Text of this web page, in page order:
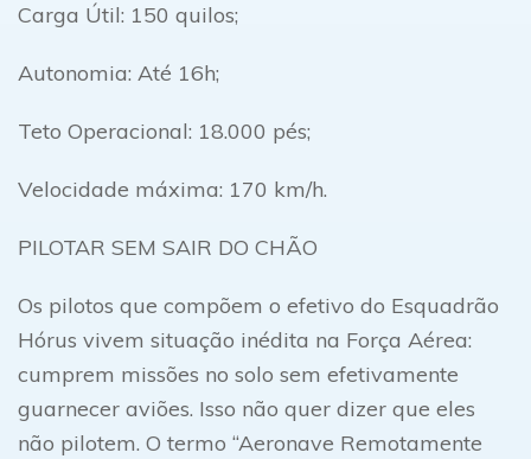
Carga Útil: 150 quilos;
Autonomia: Até 16h;
Teto Operacional: 18.000 pés;
Velocidade máxima: 170 km/h.
PILOTAR SEM SAIR DO CHÃO
Os pilotos que compõem o efetivo do Esquadrão
Hórus vivem situação inédita na Força Aérea:
cumprem missões no solo sem efetivamente
guarnecer aviões. Isso não quer dizer que eles
não pilotem. O termo “Aeronave Remotamente